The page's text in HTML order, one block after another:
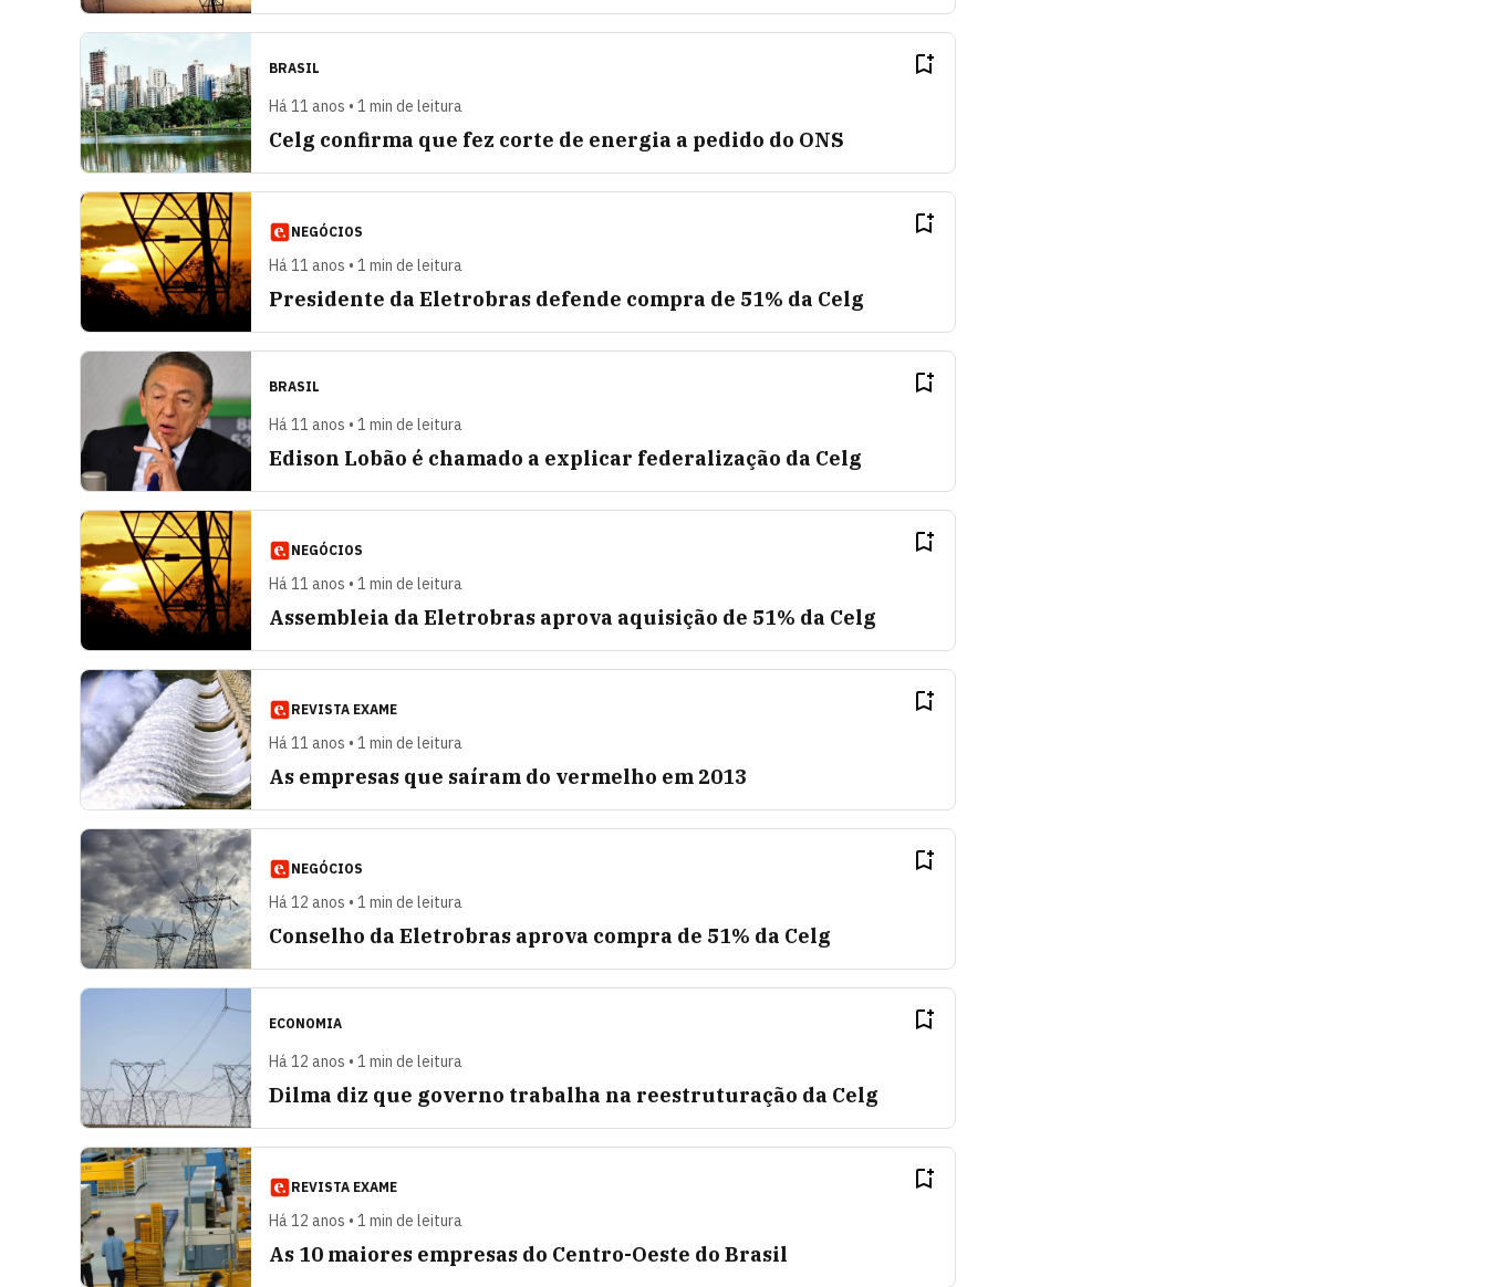
BRASIL
Há 11 anos • 1 min de leitura
Celg confirma que fez corte de energia a pedido do ONS
NEGÓCIOS
Há 11 anos • 1 min de leitura
Presidente da Eletrobras defende compra de 51% da Celg
BRASIL
Há 11 anos • 1 min de leitura
Edison Lobão é chamado a explicar federalização da Celg
NEGÓCIOS
Há 11 anos • 1 min de leitura
Assembleia da Eletrobras aprova aquisição de 51% da Celg
REVISTA EXAME
Há 11 anos • 1 min de leitura
As empresas que saíram do vermelho em 2013
NEGÓCIOS
Há 12 anos • 1 min de leitura
Conselho da Eletrobras aprova compra de 51% da Celg
ECONOMIA
Há 12 anos • 1 min de leitura
Dilma diz que governo trabalha na reestruturação da Celg
REVISTA EXAME
Há 12 anos • 1 min de leitura
As 10 maiores empresas do Centro-Oeste do Brasil